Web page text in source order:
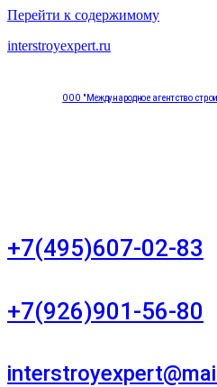
Перейти к содержимому
interstroyexpert.ru
ООО "Международное агентство
+7(495)607-02-83
+7(926)901-56-80